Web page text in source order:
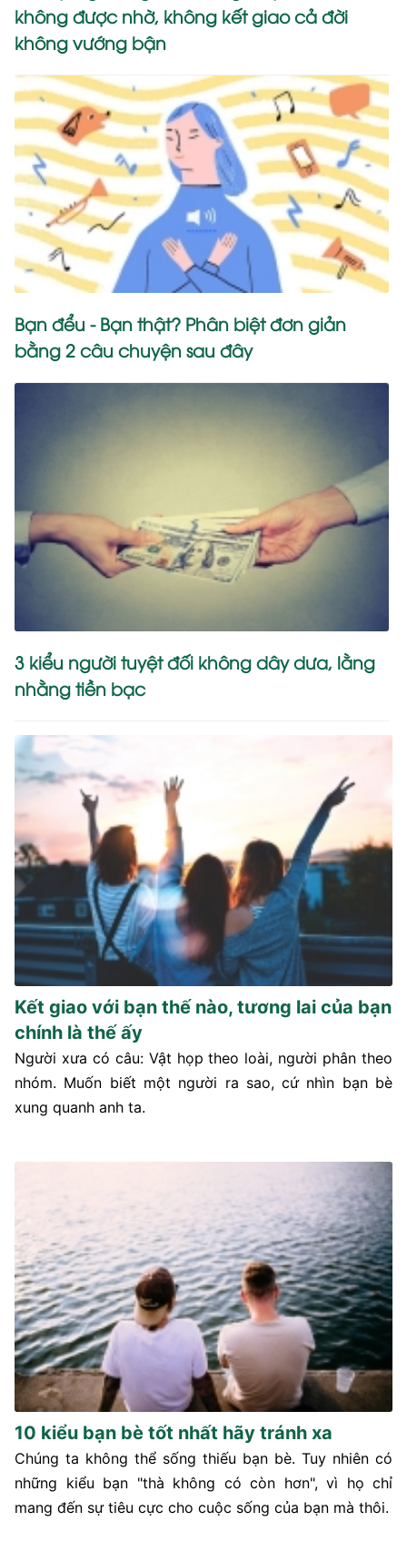
không được nhờ, không kết giao cả đời
không vướng bận
Bạn đểu - Bạn thật? Phân biệt đơn giản
bằng 2 câu chuyện sau đây
3 kiểu người tuyệt đối không dây dưa, lằng
nhằng tiền bạc
Kết giao với bạn thế nào, tương lai của bạn
chính là thế ấy
Người xưa có câu: Vật họp theo loài, người phân theo
nhóm. Muốn biết một người ra sao, cứ nhìn bạn bè
xung quanh anh ta.
10 kiểu bạn bè tốt nhất hãy tránh xa
Chúng ta không thể sống thiếu bạn bè. Tuy nhiên có
những kiểu bạn "thà không có còn hơn", vì họ chỉ
mang đến sự tiêu cực cho cuộc sống của bạn mà thôi.